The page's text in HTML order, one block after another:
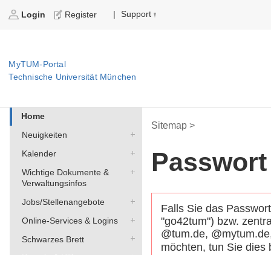
Login Register | Support
MyTUM-Portal
Technische Universität München
Home
Neuigkeiten
Kalender
Wichtige Dokumente &
Verwaltungsinfos
Jobs/Stellenangebote
Online-Services & Logins
Schwarzes Brett
Sitemap >
Falls Sie das
"go42tum") bzw.
@tum.de,
möchten, tun Sie dies